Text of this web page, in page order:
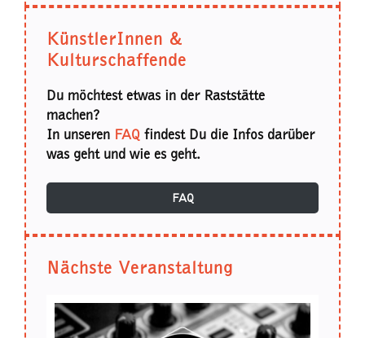
KünstlerInnen &
Kulturschaffende
Du möchtest etwas in der Raststätte
machen?
In unseren FAQ findest Du die Infos darüber
was geht und wie es geht.
FAQ
Nächste Veranstaltung